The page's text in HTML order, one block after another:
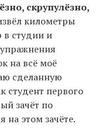
скрупулёзно,
километры
в студии и
на всё моё
сделанную
студент первого
зачёт по
на этом зачёте.